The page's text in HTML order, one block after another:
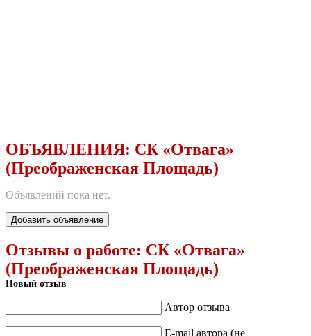
ОБЪЯВЛЕНИЯ: СК «Отвага»
(Преображенская Площадь)
Объявлений пока нет.
Добавить объявление
Отзывы о работе: СК «Отвага»
(Преображенская Площадь)
Новый отзыв
Автор отзыва
E-mail автора (не